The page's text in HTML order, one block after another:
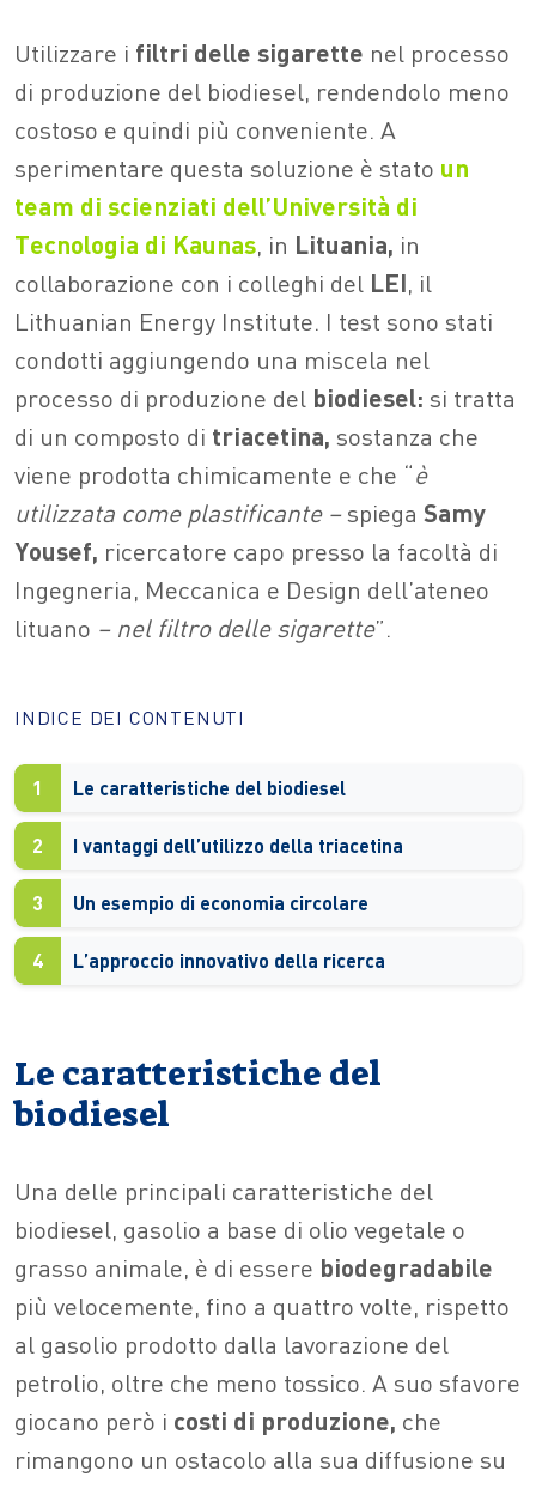
Utilizzare i filtri delle sigarette nel processo
di produzione del biodiesel, rendendolo meno
costoso e quindi più conveniente. A
sperimentare questa soluzione è stato un
team di scienziati dell’Università di
Tecnologia di Kaunas, in Lituania, in
collaborazione con i colleghi del LEI, il
Lithuanian Energy Institute. I test sono stati
condotti aggiungendo una miscela nel
processo di produzione del biodiesel: si tratta
di un composto di triacetina, sostanza che
viene prodotta chimicamente e che “è
utilizzata come plastificante –spiega Samy
Yousef, ricercatore capo presso la facoltà di
Ingegneria, Meccanica e Design dell’ateneo
lituano – nel filtro delle sigarette”.
INDICE DEI CONTENUTI
1 Le caratteristiche del biodiesel
2 I vantaggi dell’utilizzo della triacetina
3 Un esempio di economia circolare
4 L’approccio innovativo della ricerca
Le caratteristiche del
biodiesel
Una delle principali caratteristiche del
biodiesel, gasolio a base di olio vegetale o
grasso animale, è di essere biodegradabile
più velocemente, fino a quattro volte, rispetto
al gasolio prodotto dalla lavorazione del
petrolio, oltre che meno tossico. A suo sfavore
giocano però i costi di produzione, che
rimangono un ostacolo alla sua diffusione su